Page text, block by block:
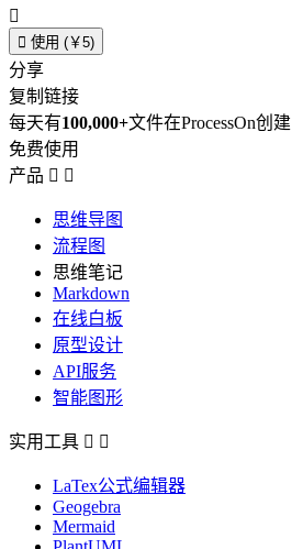

 使用 (￥5)
分享
复制链接
每天有100,000+文件在ProcessOn创建
免费使用
产品  
思维导图
流程图
思维笔记
Markdown
在线白板
原型设计
API服务
智能图形
实用工具  
LaTex公式编辑器
Geogebra
Mermaid